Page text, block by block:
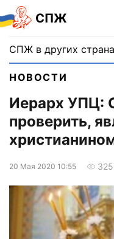
СПЖ
СПЖ в других
НОВОСТИ
Иерарх УПЦ:
проверить,
20 Мая 2020 10:55